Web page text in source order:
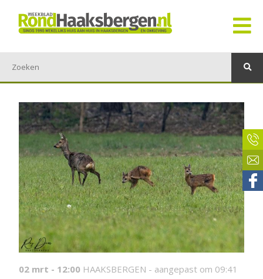
02 mrt - 12:00 HAAKSBERGEN - aangepast om 09:41